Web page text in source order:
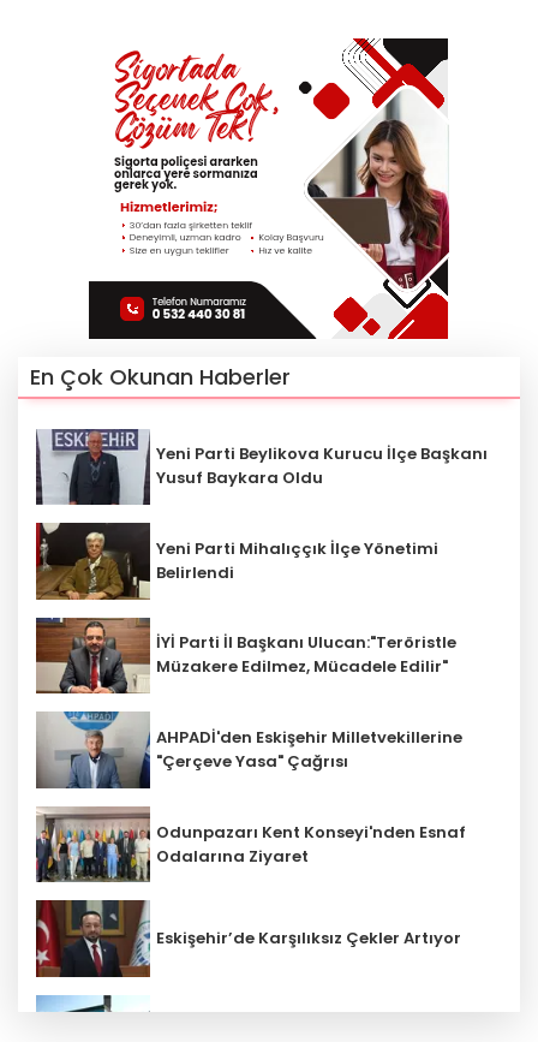
En Çok Okunan Haberler
Yeni Parti Beylikova Kurucu İlçe Başkanı
Yusuf Baykara Oldu
Yeni Parti Mihalıççık İlçe Yönetimi
Belirlendi
İYİ Parti İl Başkanı Ulucan:"Teröristle
Müzakere Edilmez, Mücadele Edilir"
AHPADİ'den Eskişehir Milletvekillerine
"Çerçeve Yasa" Çağrısı
Odunpazarı Kent Konseyi'nden Esnaf
Odalarına Ziyaret
Eskişehir’de Karşılıksız Çekler Artıyor